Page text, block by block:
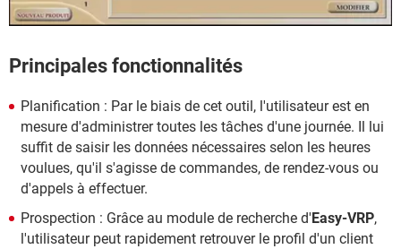
Principales fonctionnalités
Planification : Par le biais de cet outil, l'utilisateur est en
mesure d'administrer toutes les tâches d'une journée. Il lui
suffit de saisir les données nécessaires selon les heures
voulues, qu'il s'agisse de commandes, de rendez-vous ou
d'appels à effectuer.
Prospection : Grâce au module de recherche d'Easy-VRP,
l'utilisateur peut rapidement retrouver le profil d'un client